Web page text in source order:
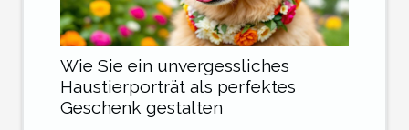
Wie Sie ein unvergessliches
Haustierporträt als perfektes
Geschenk gestalten